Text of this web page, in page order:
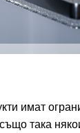
имат
така